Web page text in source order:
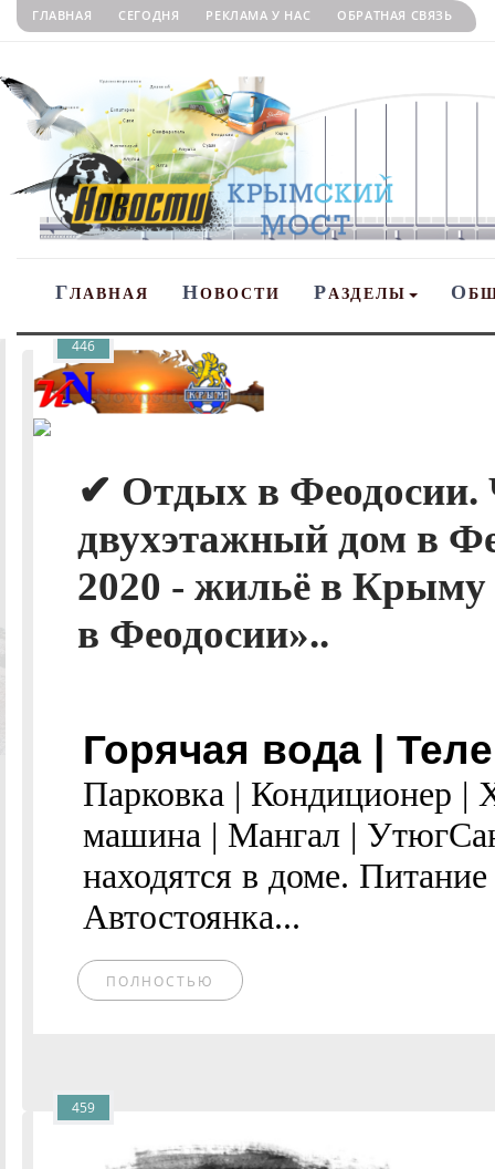
ГЛАВНАЯ СЕГОДНЯ РЕКЛАМА У НАС ОБРАТНАЯ СВЯЗЬ
ГЛАВНАЯ НОВОСТИ РАЗДЕЛЫ О
✔ Отдых в Феодосии.
двухэтажный дом в
2020 - жильё в Крыму
в Феодосии»..
Горячая вода |
Парковка | Кондиционер |
машина | Мангал |
находятся в доме.
Автостоянка...
ПОЛНОСТЬЮ
446
459